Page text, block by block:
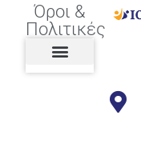
Όροι &
Πολιτικές